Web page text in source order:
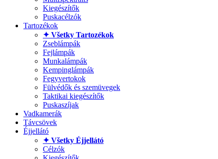
Kiegészítők
Puskacélzók
Tartozékok
✦ Všetky Tartozékok
Zseblámpák
Fejlámpák
Munkalámpák
Kempinglámpák
Fegyvertokok
Fülvédők és szemüvegek
Taktikai kiegészítők
Puskaszíjak
Vadkamerák
Távcsövek
Éjjellátó
✦ Všetky Éjjellátó
Célzók